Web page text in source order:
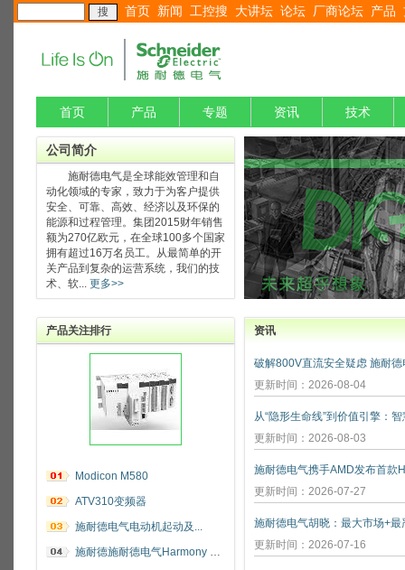
首页 新闻 工控搜 大讲坛 论坛 厂商论坛 产品
首页 产品 专题 资讯 技术
公司简介
施耐德电气是全球能效管理和自
动化领域的专家，致力于为客户提供
安全、可靠、高效、经济以及环保的
能源和过程管理。集团2015财年销售
额为270亿欧元，在全球100多个国家
拥有超过16万名员工。从最简单的开
关产品到复杂的运营系统，我们的技
术、软... 更多>>
产品关注排行
Modicon M580
ATV310变频器
施耐德电气电动机起动及...
施耐德施耐德电气Harmony 指纹开关
资讯
更新时间：2026-08-04
更新时间：2026-08-03
施耐德电气携手AMD发布首款
更新时间：2026-07-27
更新时间：2026-07-16